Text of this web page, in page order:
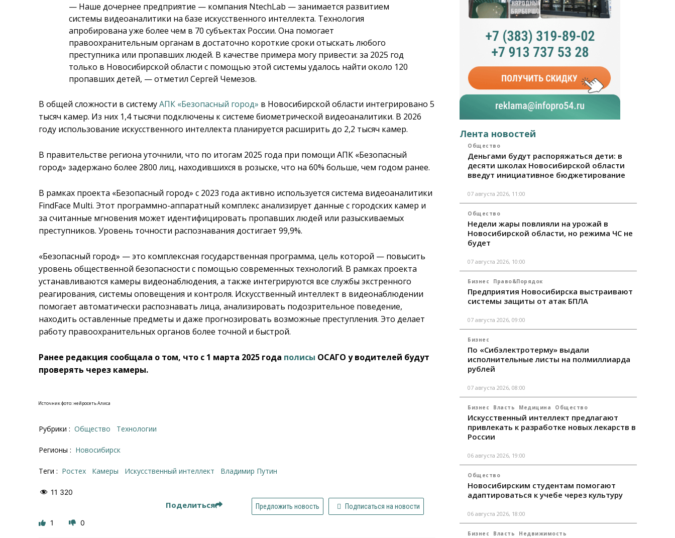
— Наше дочернее предприятие — компания NtechLab — занимается развитием
системы видеоаналитики на базе искусственного интеллекта. Технология
апробирована уже более чем в 70 субъектах России. Она помогает
правоохранительным органам в достаточно короткие сроки отыскать любого
преступника или пропавших людей. В качестве примера могу привести: за 2025 год
только в Новосибирской области с помощью этой системы удалось найти около 120
пропавших детей, — отметил Сергей Чемезов.
В общей сложности в системуАПК «Безопасный город» в Новосибирской области интегрировано 5
тысяч камер. Из них 1,4 тысячи подключены к системе биометрической видеоаналитики. В 2026
году использование искусственного интеллекта планируется расширить до 2,2 тысяч камер.
В правительстве региона уточнили, что по итогам 2025 года при помощи АПК «Безопасный
город» задержано более 2800 лиц, находившихся в розыске, что на 60% больше, чем годом ранее.
В рамках проекта «Безопасный город» с 2023 года активно используется система видеоаналитики
FindFace Multi. Этот программно-аппаратный комплекс анализирует данные с городских камер и
за считанные мгновения может идентифицировать пропавших людей или разыскиваемых
преступников. Уровень точности распознавания достигает 99,9%.
«Безопасный город» — это комплексная государственная программа, цель которой — повысить
уровень общественной безопасности с помощью современных технологий. В рамках проекта
устанавливаются камеры видеонаблюдения, а также интегрируются все службы экстренного
реагирования, системы оповещения и контроля. Искусственный интеллект в видеонаблюдении
помогает автоматически распознавать лица, анализировать подозрительное поведение,
находить оставленные предметы и даже прогнозировать возможные преступления. Это делает
работу правоохранительных органов более точной и быстрой.
Ранее редакция сообщала о том, что с 1 марта 2025 года полисы ОСАГО у водителей будут
проверять через камеры.
Источник фото: нейросеть Алиса
Рубрики : Общество Технологии
Регионы : Новосибирск
Теги : Ростех Камеры искусственный интеллект Владимир Путин
11 320
Поделиться Предложить новость Подписаться на новости
1 0
Лента новостей
Общество
Деньгами будут распоряжаться дети: в
десяти школах Новосибирской области
введут инициативное бюджетирование
07 августа 2026, 11:00
Общество
Недели жары повлияли на урожай в
Новосибирской области, но режима ЧС не
будет
07 августа 2026, 10:00
Бизнес Право&Порядок
Предприятия Новосибирска выстраивают
системы защиты от атак БПЛА
07 августа 2026, 09:00
Бизнес
По «Сибэлектротерму» выдали
исполнительные листы на полмиллиарда
рублей
07 августа 2026, 08:00
Бизнес Власть Медицина Общество
Искусственный интеллект предлагают
привлекать к разработке новых лекарств в
России
06 августа 2026, 19:00
Общество
Новосибирским студентам помогают
адаптироваться к учебе через культуру
06 августа 2026, 18:00
Бизнес Власть Недвижимость